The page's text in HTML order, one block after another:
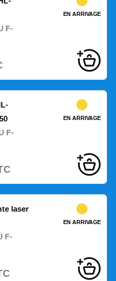
F-
EN ARRIVAGE
F-
EN ARRIVAGE
laser
F-
EN ARRIVAGE